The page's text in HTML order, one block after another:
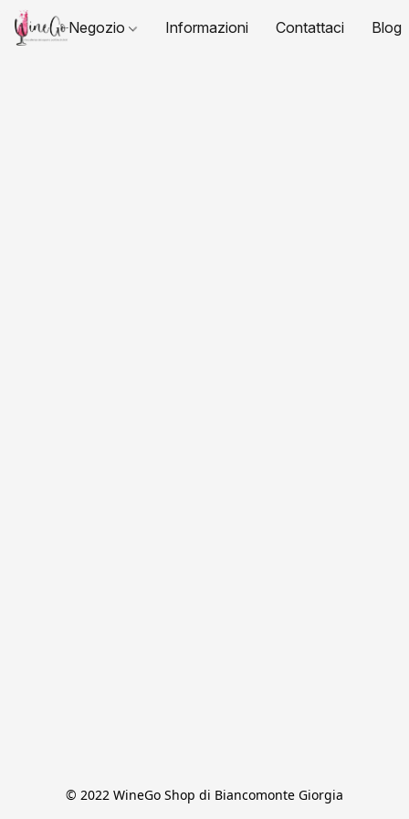
Negozio Informazioni Contattaci Blog
© 2022 WineGo Shop di Biancomonte Giorgia